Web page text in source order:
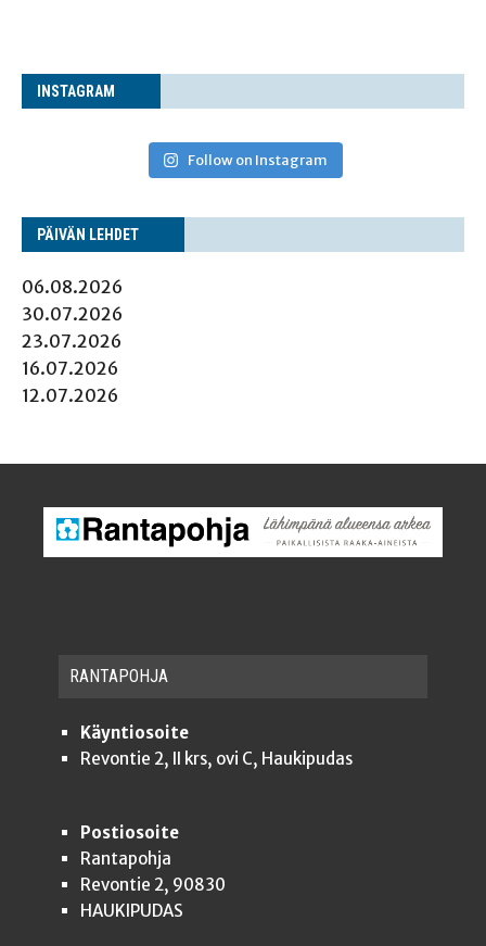
INS­TA­GRAM
Follow on Instagram
PÄI­VÄN LEHDET
06.08.2026
30.07.2026
23.07.2026
16.07.2026
12.07.2026
RAN­TA­POH­JA
Käyntiosoite
Revontie 2, II krs, ovi C, Haukipudas
Postiosoite
Rantapohja
Revontie 2, 90830
HAUKIPUDAS